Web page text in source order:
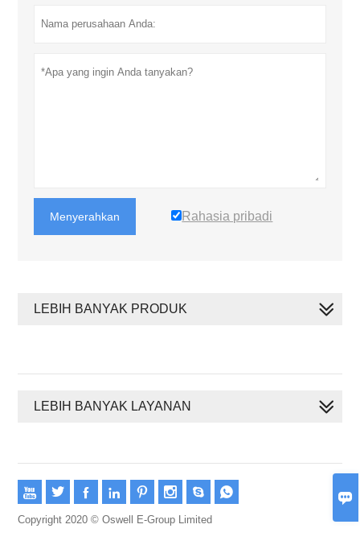

Menyerahkan Rahasia pribadi
LEBIH BANYAK PRODUK
LEBIH BANYAK LAYANAN
       
Copyright 2020 © Oswell E-Group Limited